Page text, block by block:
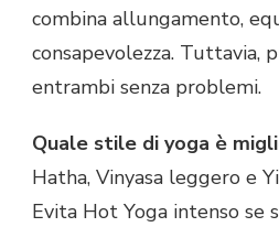
combina allungamento,
consapevolezza. Tuttavia,
entrambi senza problemi.
Quale stile di yoga è
Hatha, Vinyasa leggero e
Evita Hot Yoga intenso se